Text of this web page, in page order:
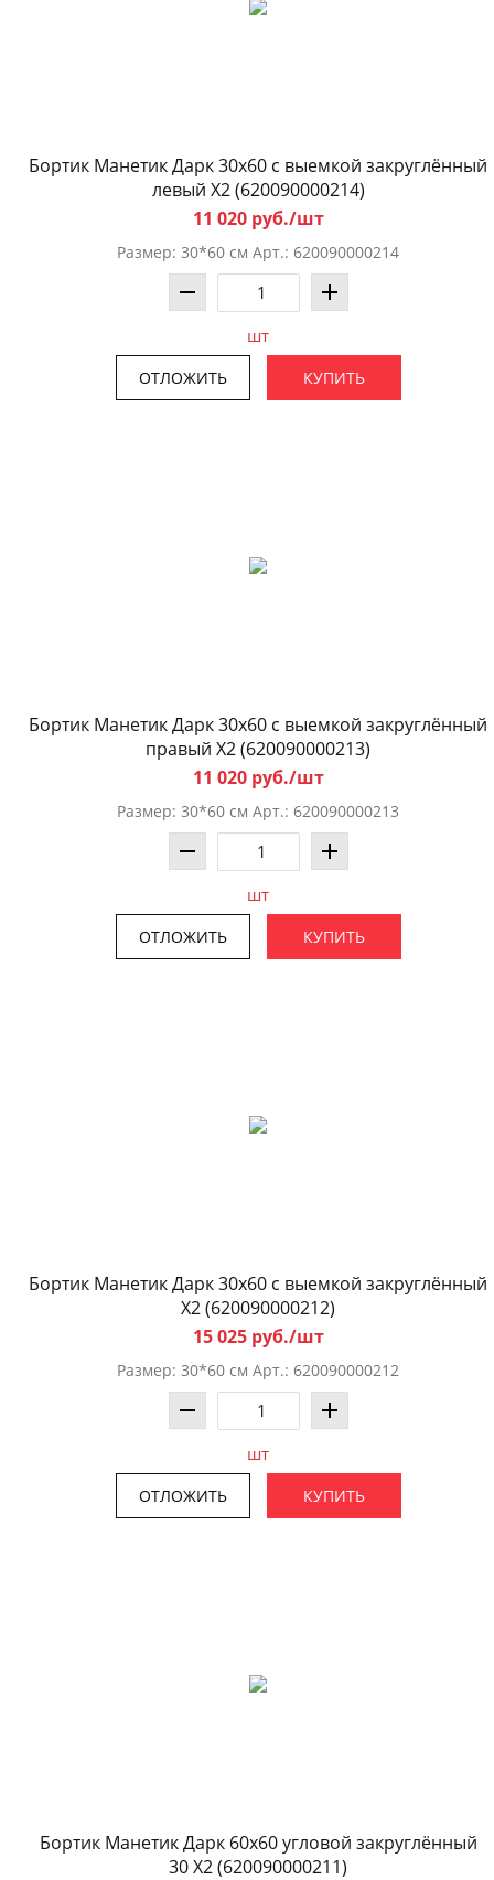
Бортик Манетик Дарк 30x60 с выемкой закруглённый
левый X2 (620090000214)
11 020 руб./шт
Размер: 30*60 см Арт.: 620090000214
шт
ОТЛОЖИТЬ КУПИТЬ
Бортик Манетик Дарк 30x60 с выемкой закруглённый
правый X2 (620090000213)
11 020 руб./шт
Размер: 30*60 см Арт.: 620090000213
шт
ОТЛОЖИТЬ КУПИТЬ
Бортик Манетик Дарк 30x60 с выемкой закруглённый
X2 (620090000212)
15 025 руб./шт
Размер: 30*60 см Арт.: 620090000212
шт
ОТЛОЖИТЬ КУПИТЬ
Бортик Манетик Дарк 60x60 угловой закруглённый
30 X2 (620090000211)